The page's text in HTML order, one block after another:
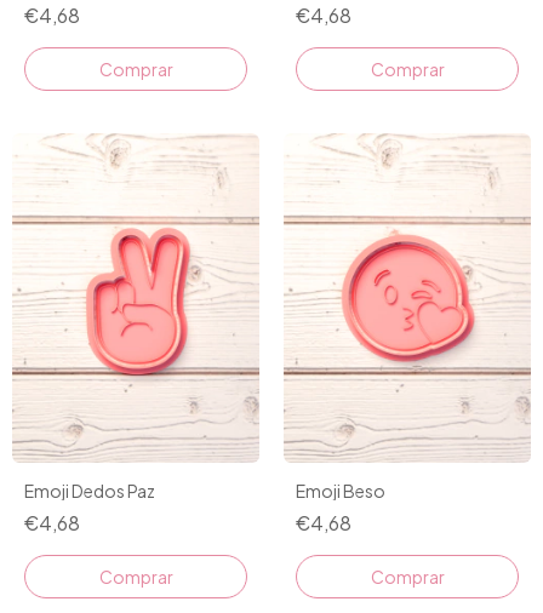
€4,68
Comprar
€4,68
Comprar
Emoji Dedos Paz
€4,68
Comprar
Emoji Beso
€4,68
Comprar